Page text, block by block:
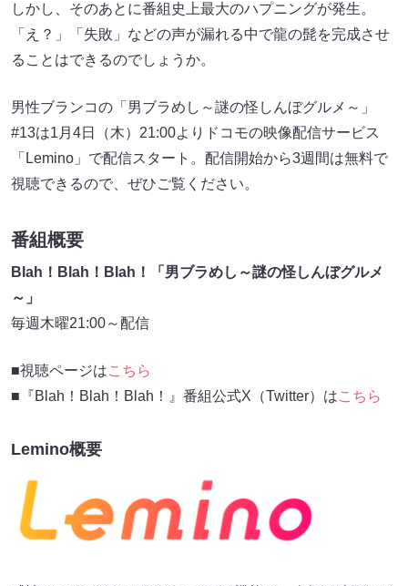
しかし、そのあとに番組史上最大のハプニングが発生。
「え？」「失敗」などの声が漏れる中で龍の髭を完成させ
ることはできるのでしょうか。
男性ブランコの「男ブラめし～謎の怪しんぼグルメ～」
#13は1月4日（木）21:00よりドコモの映像配信サービス
「Lemino」で配信スタート。配信開始から3週間は無料で
視聴できるので、ぜひご覧ください。
番組概要
Blah！Blah！Blah！「男ブラめし～謎の怪しんぼグルメ
～」
毎週木曜21:00～配信
■視聴ページはこちら
■『Blah！Blah！Blah！』番組公式X（Twitter）はこちら
Lemino概要